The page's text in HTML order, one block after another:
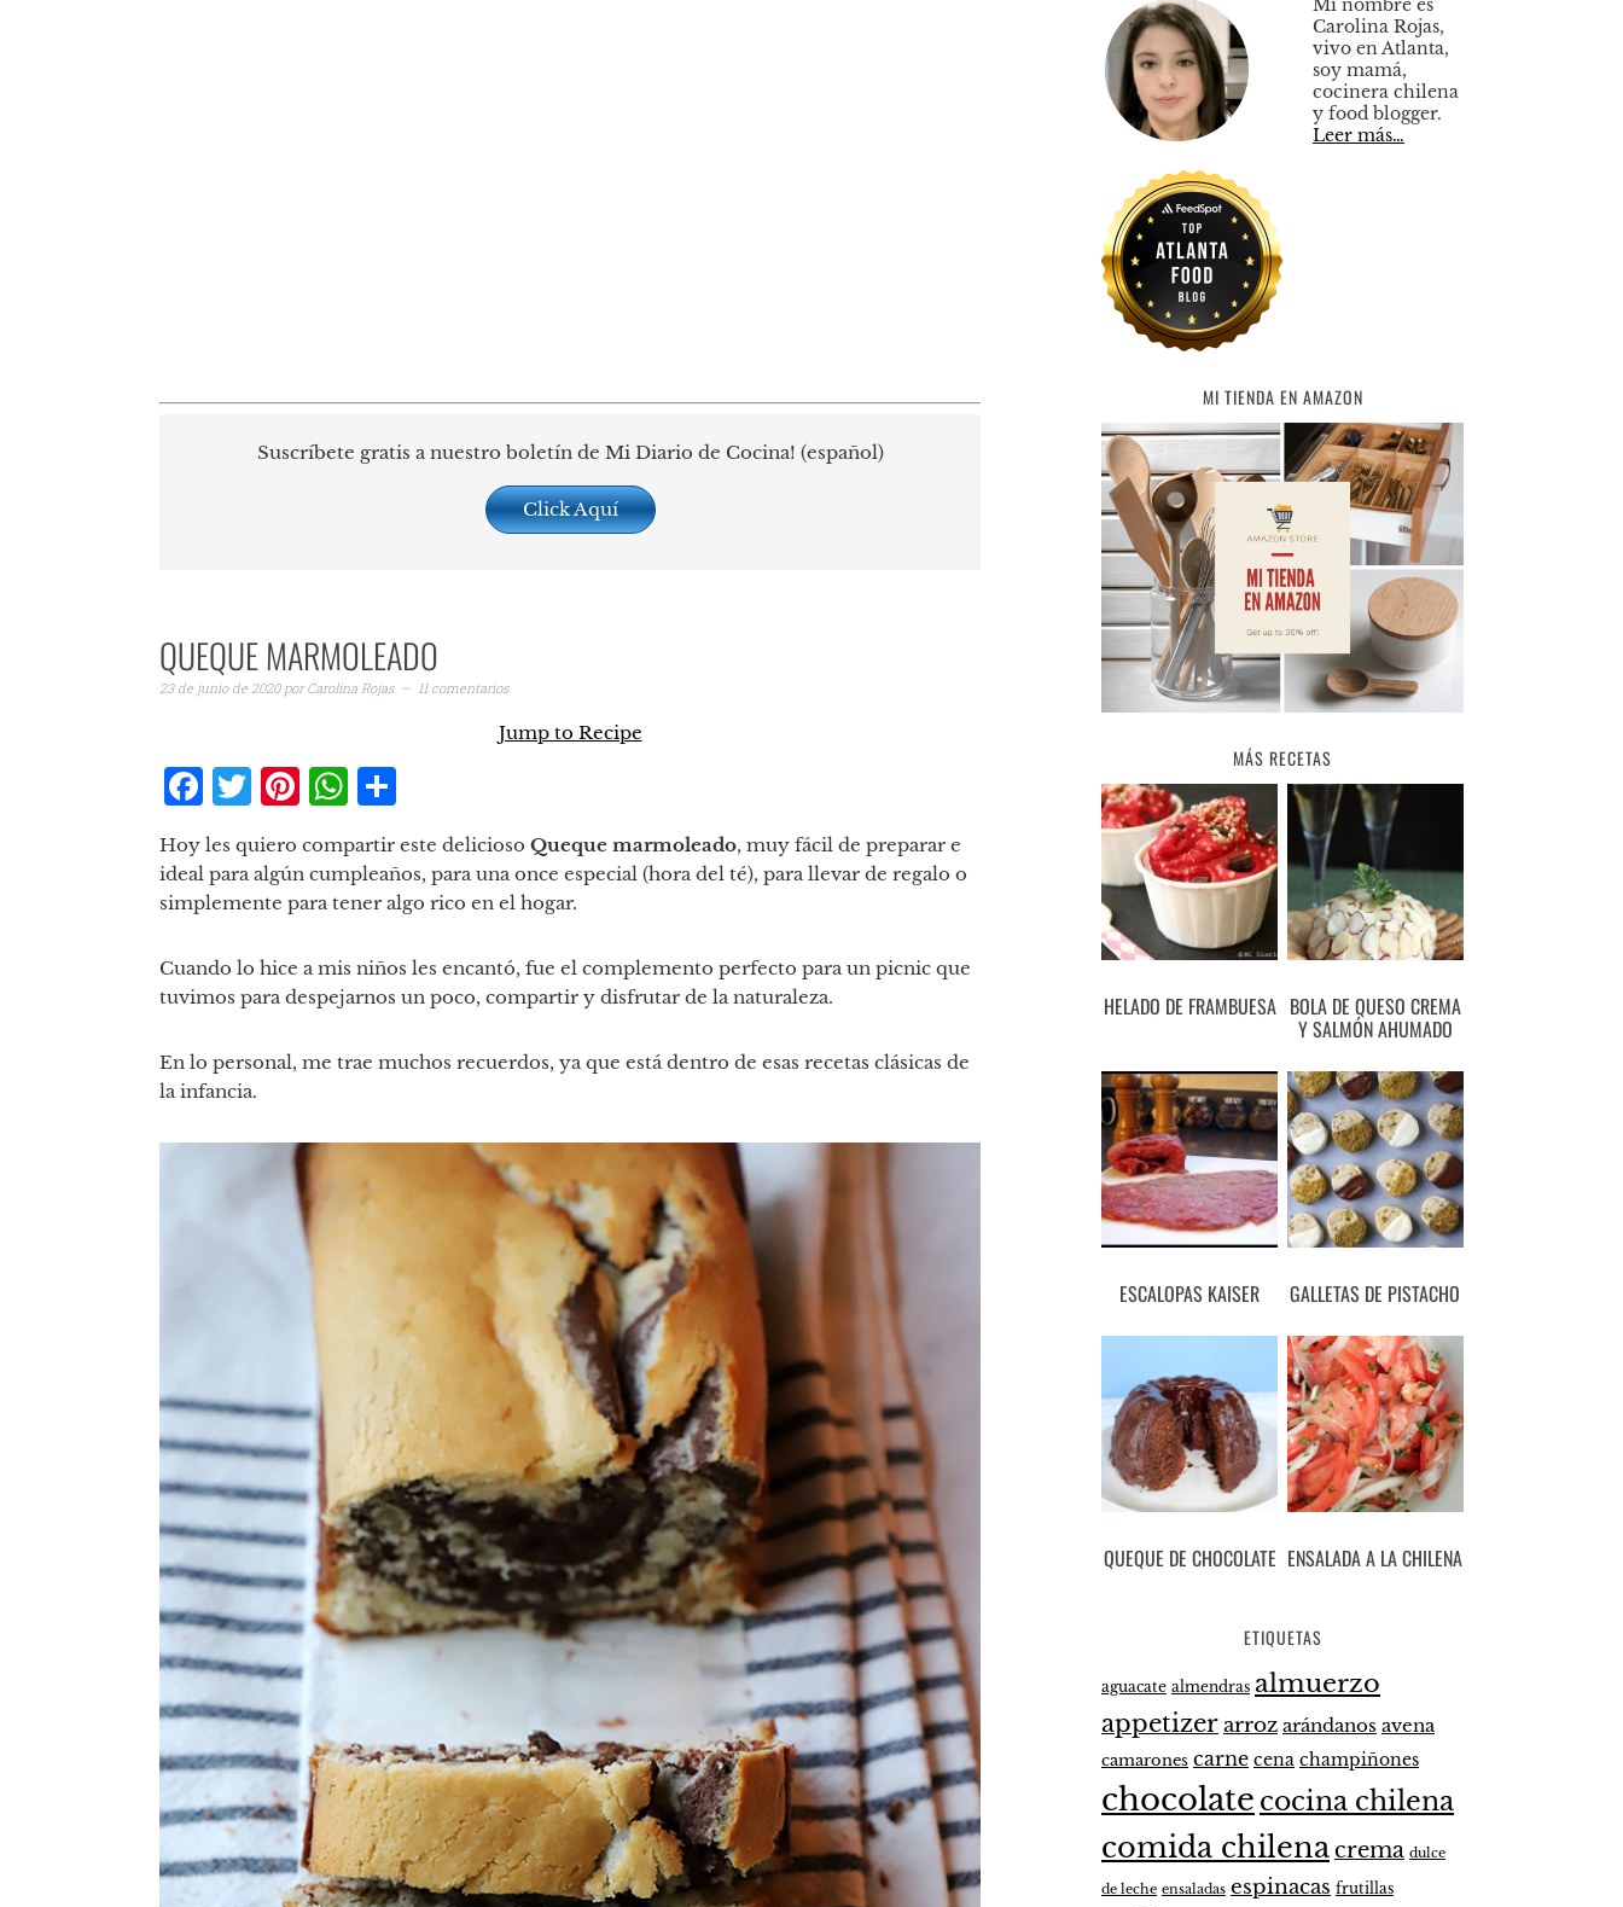
Suscríbete gratis a nuestro boletín de Mi Diario de Cocina! (español)
Click Aquí
QUEQUE MARMOLEADO
23 de junio de 2020porCarolina Rojas 11 comentarios
Jump to Recipe
Facebook
Twitter
Pinterest
WhatsApp
Hoy les quiero compartir este delicioso Queque marmoleado, muy fácil de preparar e
ideal para algún cumpleaños, para una once especial (hora del té), para llevar de regalo o
simplemente para tener algo rico en el hogar.
Cuando lo hice a mis niños les encantó, fue el complemento perfecto para un picnic que
tuvimos para despejarnos un poco, compartir y disfrutar de la naturaleza.
En lo personal, me trae muchos recuerdos, ya que está dentro de esas recetas clásicas de
la infancia.
Mi nombre es
Carolina Rojas,
vivo en Atlanta,
soy mamá,
cocinera chilena
y food blogger.
Leer más…
MI TIENDA EN AMAZON
MÁS RECETAS
HELADO DE FRAMBUESA BOLA DE QUESO CREMA
Y SALMÓN AHUMADO
ESCALOPAS KAISER GALLETAS DE PISTACHO
QUEQUE DE CHOCOLATE ENSALADA A LA CHILENA
ETIQUETAS
aguacate almendras almuerzo
appetizerarroz arándanos avena
camarones carne cena champiñones
chocolate cocina chilena
comida chilenacrema dulce
de leche ensaladas espinacas frutillas